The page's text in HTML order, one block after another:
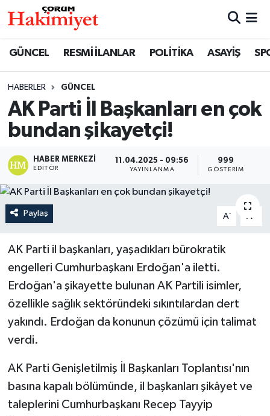
GÜNCEL RESMİ İLANLAR POLİTİKA ASAYİŞ
HABERLER GÜNCEL
AK Parti İl Başkanları en çok
bundan şikayetçi!
HABER MERKEZI
EDITÖR
11.04.2025 - 09:56
YAYINLANMA
999
GÖSTERIM
Paylaş A- A
AK Parti il başkanları, yaşadıkları bürokratik
engelleri Cumhurbaşkanı Erdoğan'a iletti.
Erdoğan'a şikayette bulunan AK Partili isimler,
özellikle sağlık sektöründeki sıkıntılardan dert
yakındı. Erdoğan da konunun çözümü için talimat
verdi.
AK Parti Genişletilmiş İl Başkanları Toplantısı'nın
basına kapalı bölümünde, il başkanları şikâyet ve
taleplerini Cumhurbaşkanı Recep Tayyip
SAĞLIK
ASAYİŞ
EKONOMİ
GÜNCEL
EĞİTİM
İLÇELER
OTOPARK
Nöbetçi Eczaneler
Çorum Namaz Vakitleri
Trafik Durumu
Süper Lig Puan Durumu ve Fikstür
Tüm Manşetler
Haber Arşivi